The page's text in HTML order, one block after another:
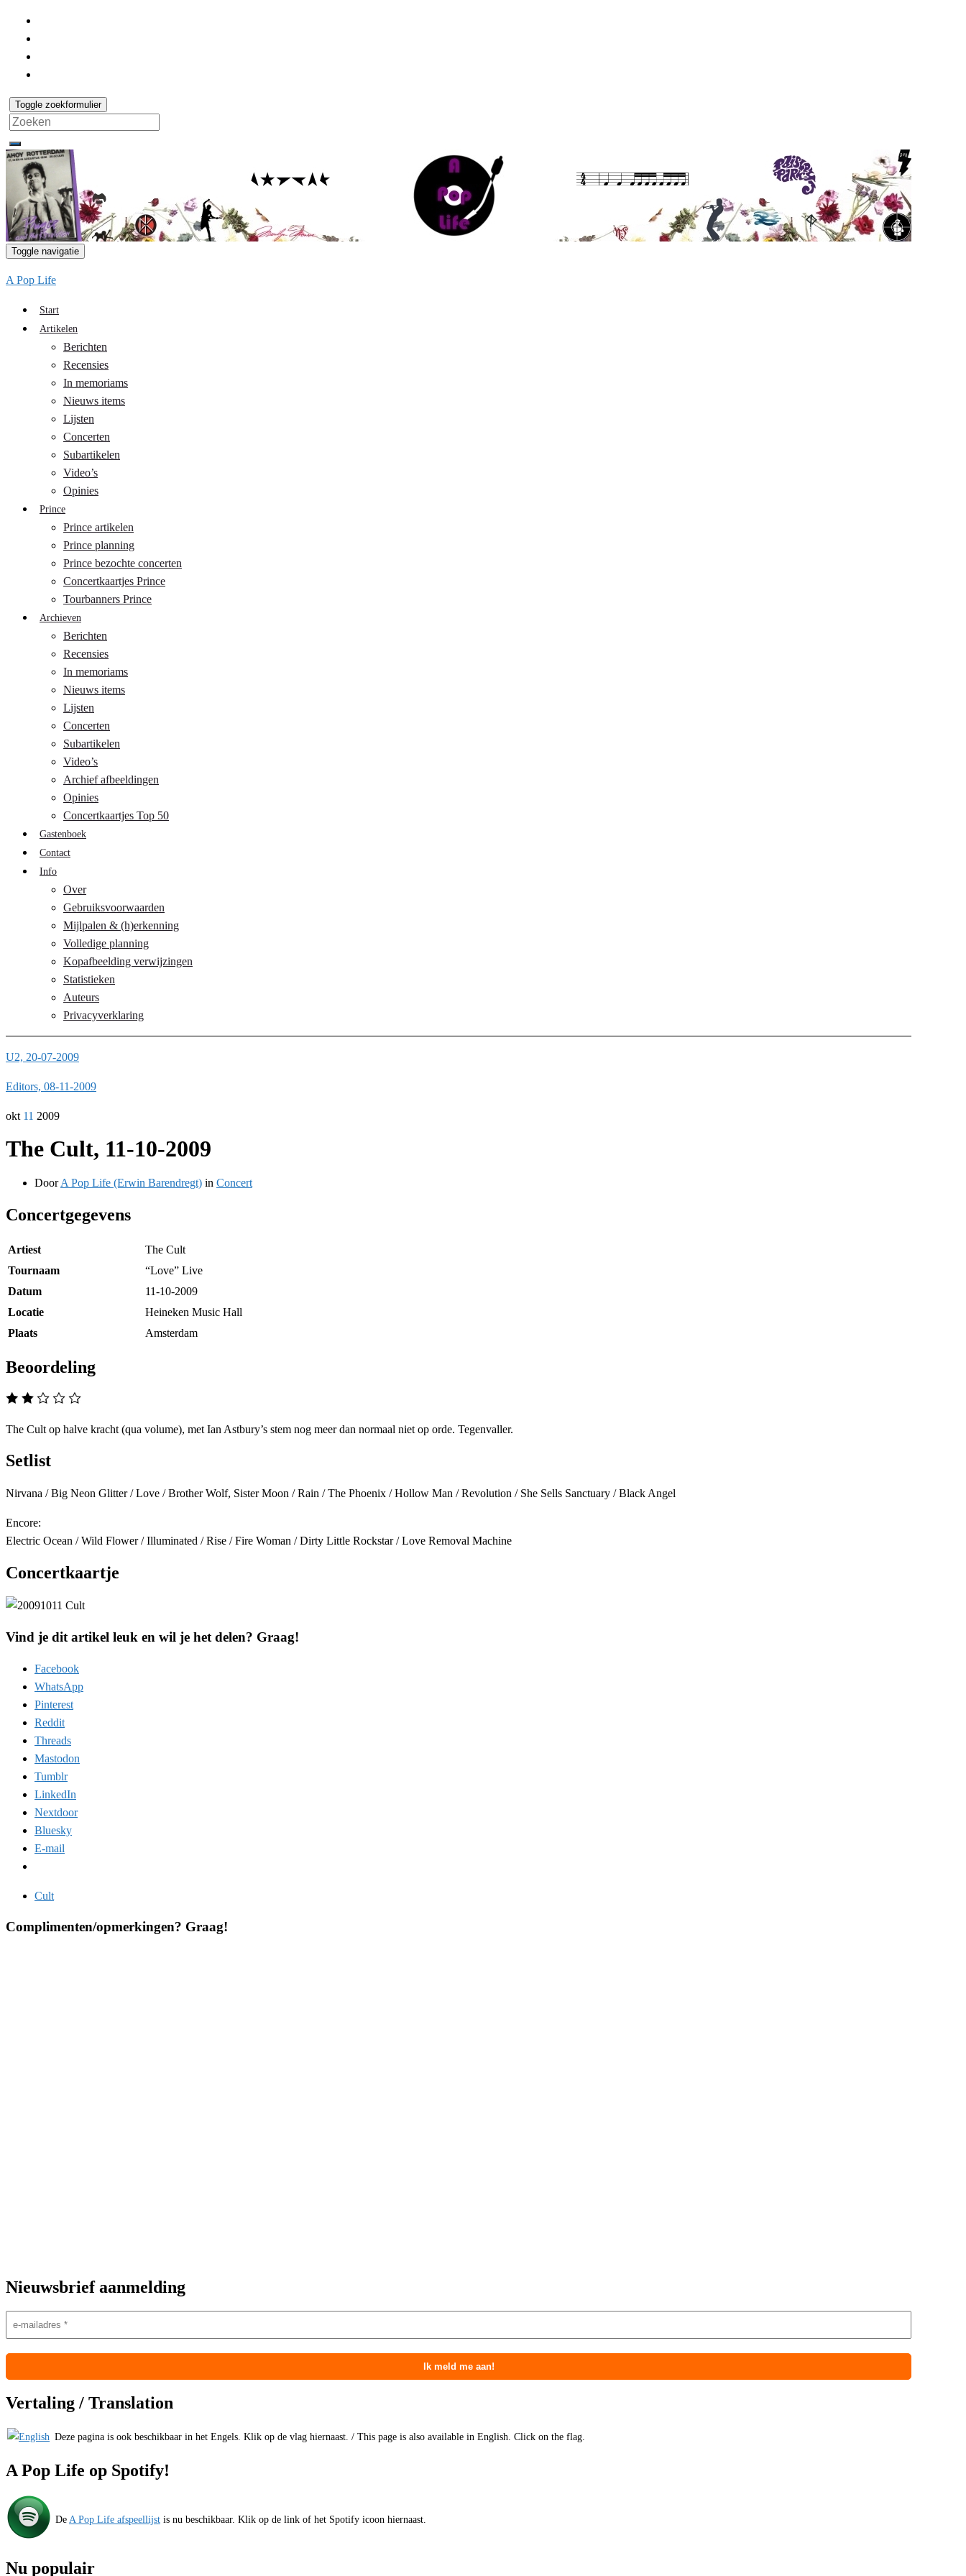
Toggle zoekformulier
Search
for:
Toggle navigatie
A Pop Life
Start
Artikelen
Berichten
Recensies
In memoriams
Nieuws items
Lijsten
Concerten
Subartikelen
Video’s
Opinies
Prince
Prince artikelen
Prince planning
Prince bezochte concerten
Concertkaartjes Prince
Tourbanners Prince
Archieven
Berichten
Recensies
In memoriams
Nieuws items
Lijsten
Concerten
Subartikelen
Video’s
Archief afbeeldingen
Opinies
Concertkaartjes Top 50
Gastenboek
Contact
Info
Over
Gebruiksvoorwaarden
Mijlpalen & (h)erkenning
Volledige planning
Kopafbeelding verwijzingen
Statistieken
Auteurs
Privacyverklaring
U2, 20-07-2009
Editors, 08-11-2009
okt 11 2009
The Cult, 11-10-2009
DoorA Pop Life (Erwin Barendregt) in Concert
Concertgegevens
Artiest
The Cult
Tournaam
“Love” Live
Datum
11-10-2009
Locatie
Heineken Music Hall
Plaats
Amsterdam
Beoordeling
The Cult op halve kracht (qua volume), met Ian Astbury’s stem nog meer dan normaal niet op orde. Tegenvaller.
Setlist
Nirvana / Big Neon Glitter / Love / Brother Wolf, Sister Moon / Rain / The Phoenix / Hollow Man / Revolution / She Sells Sanctuary / Black Angel
Encore:
Electric Ocean / Wild Flower / Illuminated / Rise / Fire Woman / Dirty Little Rockstar / Love Removal Machine
Concertkaartje
Vind je dit artikel leuk en wil je het delen? Graag!
Facebook
WhatsApp
Pinterest
Reddit
Threads
Mastodon
Tumblr
LinkedIn
Nextdoor
Bluesky
E-mail
Cult
Complimenten/opmerkingen? Graag!
Nieuwsbrief aanmelding
Vertaling / Translation
Deze pagina is ook beschikbaar in het Engels. Klik op de vlag hiernaast. / This page is also available in English. Click on the flag.
A Pop Life op Spotify!
De A Pop Life afspeellijst is nu beschikbaar. Klik op de link of het Spotify icoon hiernaast.
Nu populair